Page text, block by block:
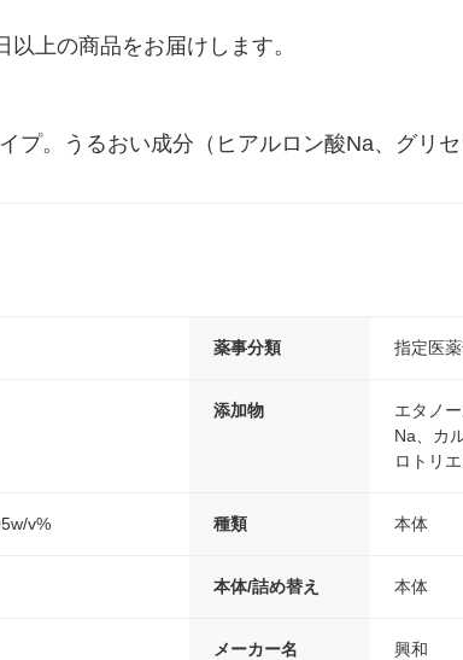
上の商品をお届けします。
プ。うるおい成分（ヒアルロン酸Na、グリ
薬事分類 指定医
添加物
エタノ
Na、カ
ロトリ
v% 種類 本体
本体/詰め替え 本体
メーカー名 興和